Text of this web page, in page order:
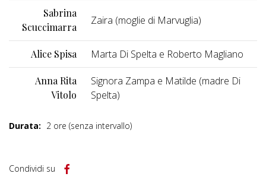
Sabrina
Scuccimarra
Zaira (moglie di Marvuglia)
Alice Spisa Marta Di Spelta e Roberto Magliano
Anna Rita
Vitolo
Signora Zampa e Matilde (madre Di
Spelta)
Durata: 2 ore (senza intervallo)
Condividi su